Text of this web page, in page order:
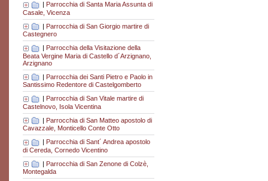
| Parrocchia di Santa Maria Assunta di
Casale, Vicenza
| Parrocchia di San Giorgio martire di
Castegnero
| Parrocchia della Visitazione della
Beata Vergine Maria di Castello d´Arzignano,
Arzignano
| Parrocchia dei Santi Pietro e Paolo in
Santissimo Redentore di Castelgomberto
Parrocchia di San Vitale martire di
Castelnovo, Isola Vicentina
| Parrocchia di San Matteo apostolo di
Cavazzale, Monticello Conte Otto
Parrocchia di Sant´ Andrea apostolo
di Cereda, Cornedo Vicentino
| Parrocchia di San Zenone di Colzè,
Montegalda